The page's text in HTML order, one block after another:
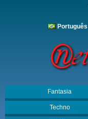
Português
Fantasia
Techno